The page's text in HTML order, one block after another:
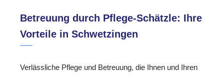
Betreuung durch Pflege-Schätzle: Ihre
Vorteile in Schwetzingen
Verlässliche Pflege und Betreuung, die Ihnen und Ihren